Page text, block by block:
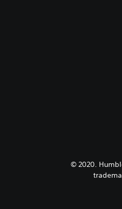
© 2020.